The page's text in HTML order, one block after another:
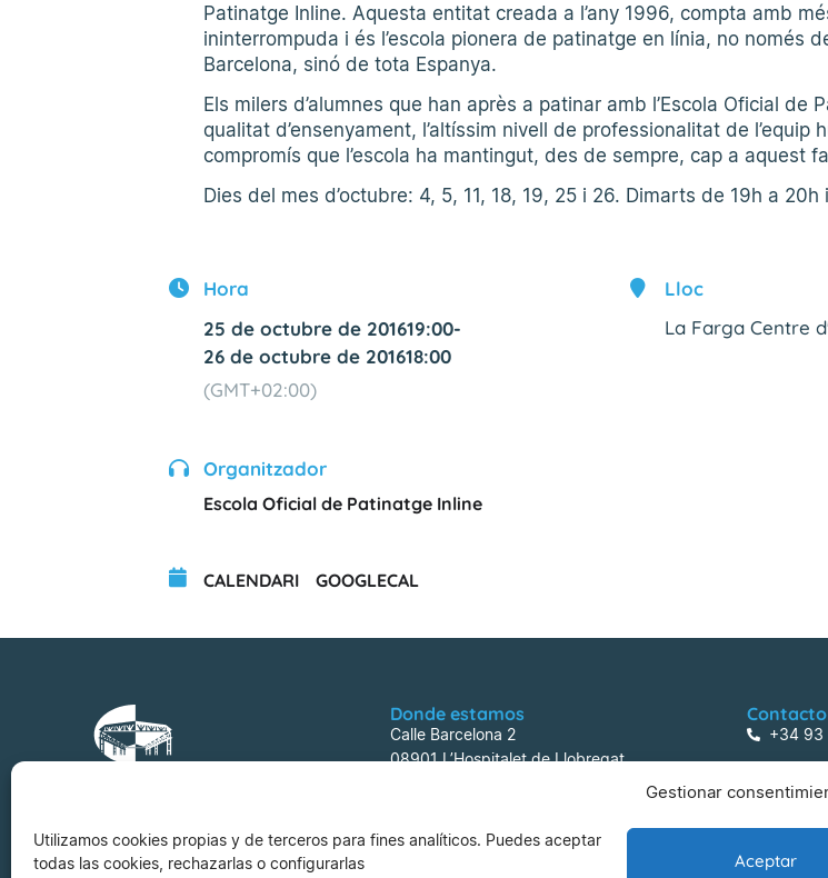
Gestionar
Utilizamos cookies propias y de terceros para fines analíticos. Puedes aceptar
todas las cookies, rechazarlas o configurarlas
Aceptar
Patinatge Inline. Aquesta entitat creada a l’any 1996, compta amb
ininterrompuda i és l’escola pionera de patinatge en línia, no només
Barcelona, sinó de tota Espanya.
Els milers d’alumnes que han après a patinar amb l’Escola Oficial de
qualitat d’ensenyament, l’altíssim nivell de professionalitat de l’equip
compromís que l’escola ha mantingut, des de sempre, cap a aquest
Dies del mes d’octubre: 4, 5, 11, 18, 19, 25 i 26. Dimarts de 19h a
Hora
25 de octubre de 201619:00-
26 de octubre de 201618:00
(GMT+02:00)
Lloc
La Farga Centre
Organitzador
Escola Oficial de Patinatge Inline
CALENDARI GOOGLECAL
Donde estamos
Calle Barcelona 2
08901 L’Hospitalet de Llobregat
Contacto
+34 93